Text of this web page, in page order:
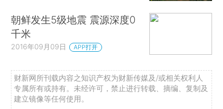
朝鲜发生5级地震 震源深度0
千米
2016年09月09日 APP打开
财新网所刊载内容之知识产权为财新传媒及/或相关权利人
专属所有或持有。未经许可，禁止进行转载、摘编、复制及
建立镜像等任何使用。